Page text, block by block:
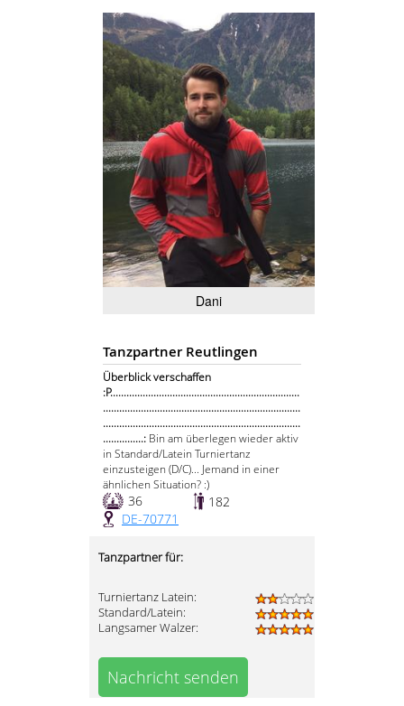
Dani
Tanzpartner Reutlingen
Überblick verschaffen
:P......................................................................
.........................................................................
.........................................................................
...............: Bin am überlegen wieder aktiv
in Standard/Latein Turniertanz
einzusteigen (D/C)... Jemand in einer
ähnlichen Situation? :)
36
182
DE-70771
Tanzpartner für:
Turniertanz Latein:
Standard/Latein:
Langsamer Walzer:
Nachricht senden